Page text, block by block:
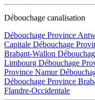
Débouchage canalisation
Débouchage Province
Capitale Débouchage
Brabant-Wallon
Limbourg Débouchage
Province Namur
Débouchage Province
Flandre-Occidentale